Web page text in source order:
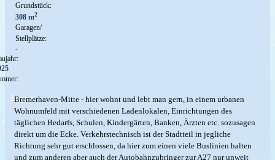
Grundstück:
308 m2
Garagen/
Stellplätze:
-
Lage
Bremerhaven-Mitte - hier wohnt und lebt man gern, in einem urbanen
Wohnumfeld mit verschiedenen Ladenlokalen, Einrichtungen des
täglichen Bedarfs, Schulen, Kindergärten, Banken, Ärzten etc. sozusagen
direkt um die Ecke. Verkehrstechnisch ist der Stadtteil in jegliche
Richtung sehr gut erschlossen, da hier zum einen viele Buslinien halten
und zum anderen aber auch der Autobahnzubringer zur A27 nur unweit